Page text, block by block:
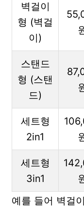
벽걸이
형 (벽걸
이)
스탠드
형 (스탠
드)
세트형
2in1
세트형
3in1
예를 들어 벽걸